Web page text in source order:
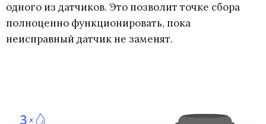
одного из датчиков. Это позволит точке сбора
полноценно функционировать, пока
неисправный датчик не заменят.